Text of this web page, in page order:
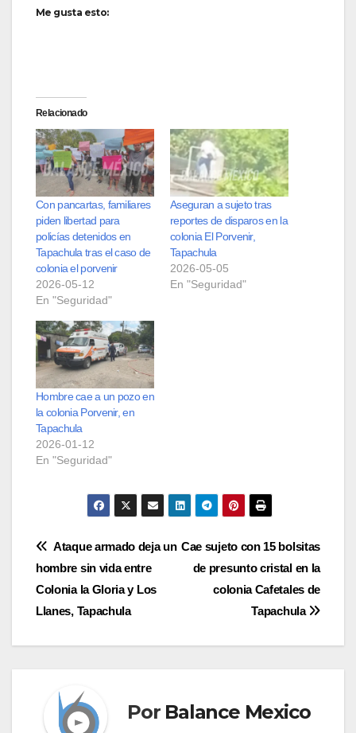
Me gusta esto:
Relacionado
Con pancartas, familiares
piden libertad para
policías detenidos en
Tapachula tras el caso de
colonia el porvenir
2026-05-12
En "Seguridad"
Aseguran a sujeto tras
reportes de disparos en la
colonia El Porvenir,
Tapachula
2026-05-05
En "Seguridad"
Hombre cae a un pozo en
la colonia Porvenir, en
Tapachula
2026-01-12
En "Seguridad"
Navegación
de
entradas
Cae sujeto con 15 bolsitas
de presunto cristal en la
colonia Cafetales de
Tapachula
Ataque armado deja un
hombre sin vida entre
Colonia la Gloria y Los
Llanes, Tapachula
Por Balance Mexico